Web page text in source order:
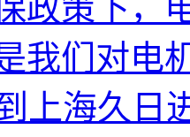
政策下，
我们对电
上海久日